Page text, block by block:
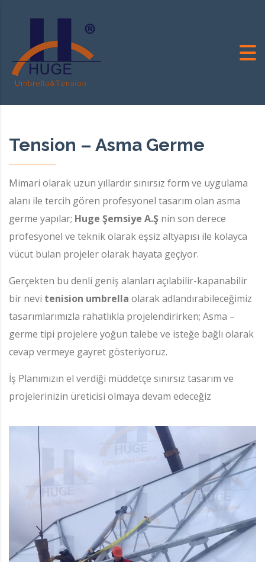
Tension – Asma Germe
Mimari olarak uzun yıllardır sınırsız form ve uygulama
alanı ile tercih gören profesyonel tasarım olan asma
germe yapılar; Huge Şemsiye A.Ş nin son derece
profesyonel ve teknik olarak eşsiz altyapısı ile kolayca
vücut bulan projeler olarak hayata geçiyor.
Gerçekten bu denli geniş alanları açılabilir-kapanabilir
bir nevi tenision umbrella olarak adlandırabileceğimiz
tasarımlarımızla rahatlıkla projelendirirken; Asma –
germe tipi projelere yoğun talebe ve isteğe bağlı olarak
cevap vermeye gayret gösteriyoruz.
İş Planımızın el verdiği müddetçe sınırsız tasarım ve
projelerinizin üreticisi olmaya devam edeceğiz